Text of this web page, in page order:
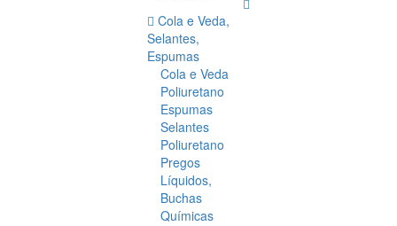
Cola e Veda,
Selantes,
Espumas
Cola e Veda
Poliuretano
Espumas
Selantes
Poliuretano
Pregos
Líquidos,
Buchas
Químicas